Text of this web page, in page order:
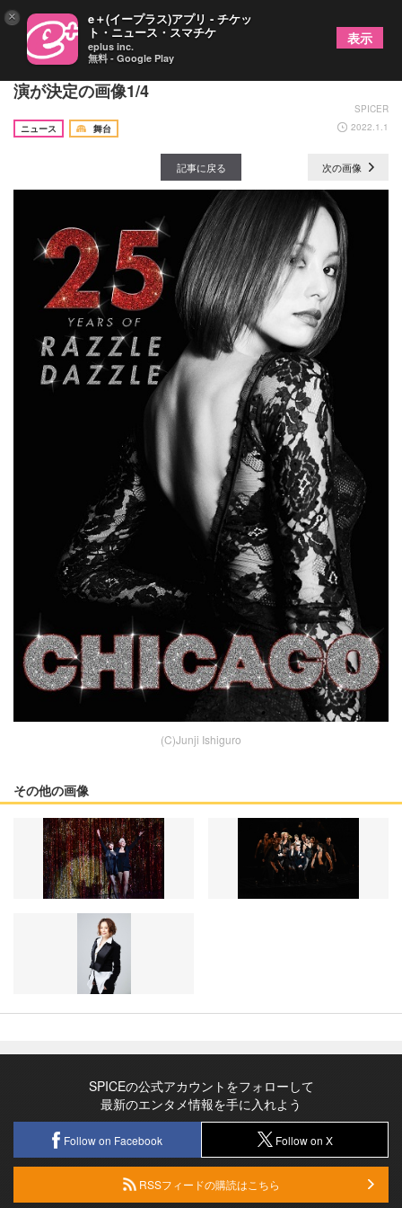
米倉涼子『CHICAGO』で4度目のブロードウェイ主
演が決定の画像1/4
SPICER
ニュース
舞台 2022.1.1
記事に戻る 次の画像
(C)Junji Ishiguro
その他の画像
SPICEの公式アカウントをフォローして
最新のエンタメ情報を手に入れよう
Follow on Facebook Follow on X
RSSフィードの購読はこちら
× e＋(イープラス)アプリ - チケッ
ト・ニュース・スマチケ
eplus inc.
無料 - Google Play
表示